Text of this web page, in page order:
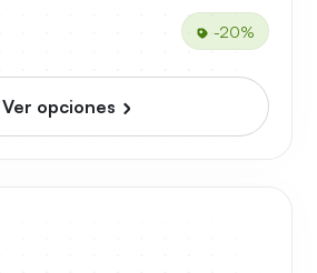
-20%
Ver opciones